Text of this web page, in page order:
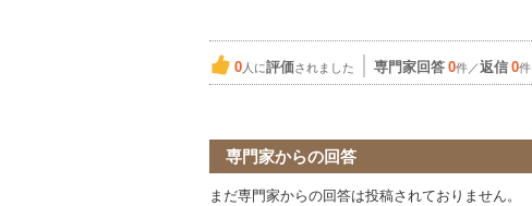
0 人に評価されました 専門家回答 0件／返信 0件
専門家からの回答
まだ専門家からの回答は投稿されておりません。